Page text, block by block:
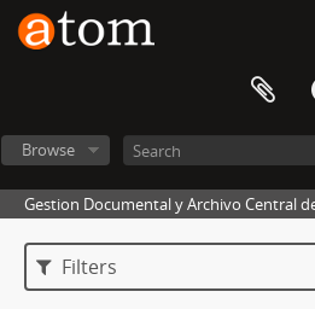
Browse
Gestion Documental y Archivo Central
Filters